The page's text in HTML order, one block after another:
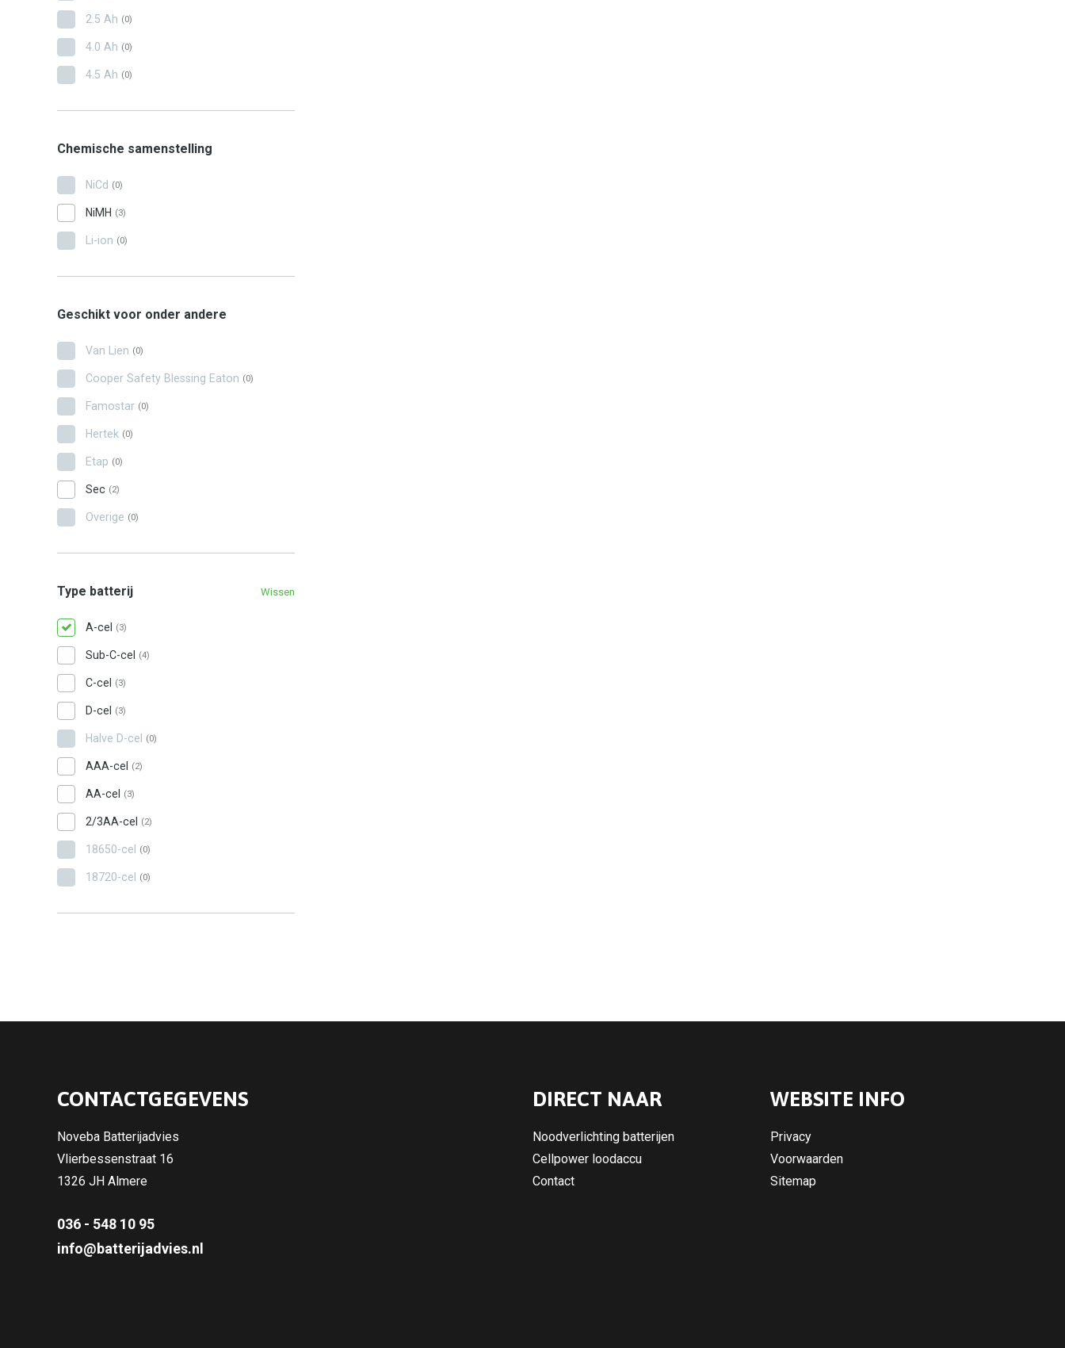
2.5 Ah (0)
4.0 Ah (0)
4.5 Ah (0)
Chemische samenstelling
NiCd (0)
NiMH (3)
Li-ion (0)
Geschikt voor onder andere
Van Lien (0)
Cooper Safety Blessing Eaton (0)
Famostar (0)
Hertek (0)
Etap (0)
Sec (2)
Overige (0)
Type batterij Wissen
A-cel (3)
Sub-C-cel (4)
C-cel (3)
D-cel (3)
Halve D-cel (0)
AAA-cel (2)
AA-cel (3)
2/3AA-cel (2)
18650-cel (0)
18720-cel (0)
CONTACTGEGEVENS
Noveba Batterijadvies
Vlierbessenstraat 16
1326 JH Almere
036 - 548 10 95
info@batterijadvies.nl
DIRECT NAAR
Noodverlichting batterijen
Cellpower loodaccu
Contact
WEBSITE INFO
Privacy
Voorwaarden
Sitemap